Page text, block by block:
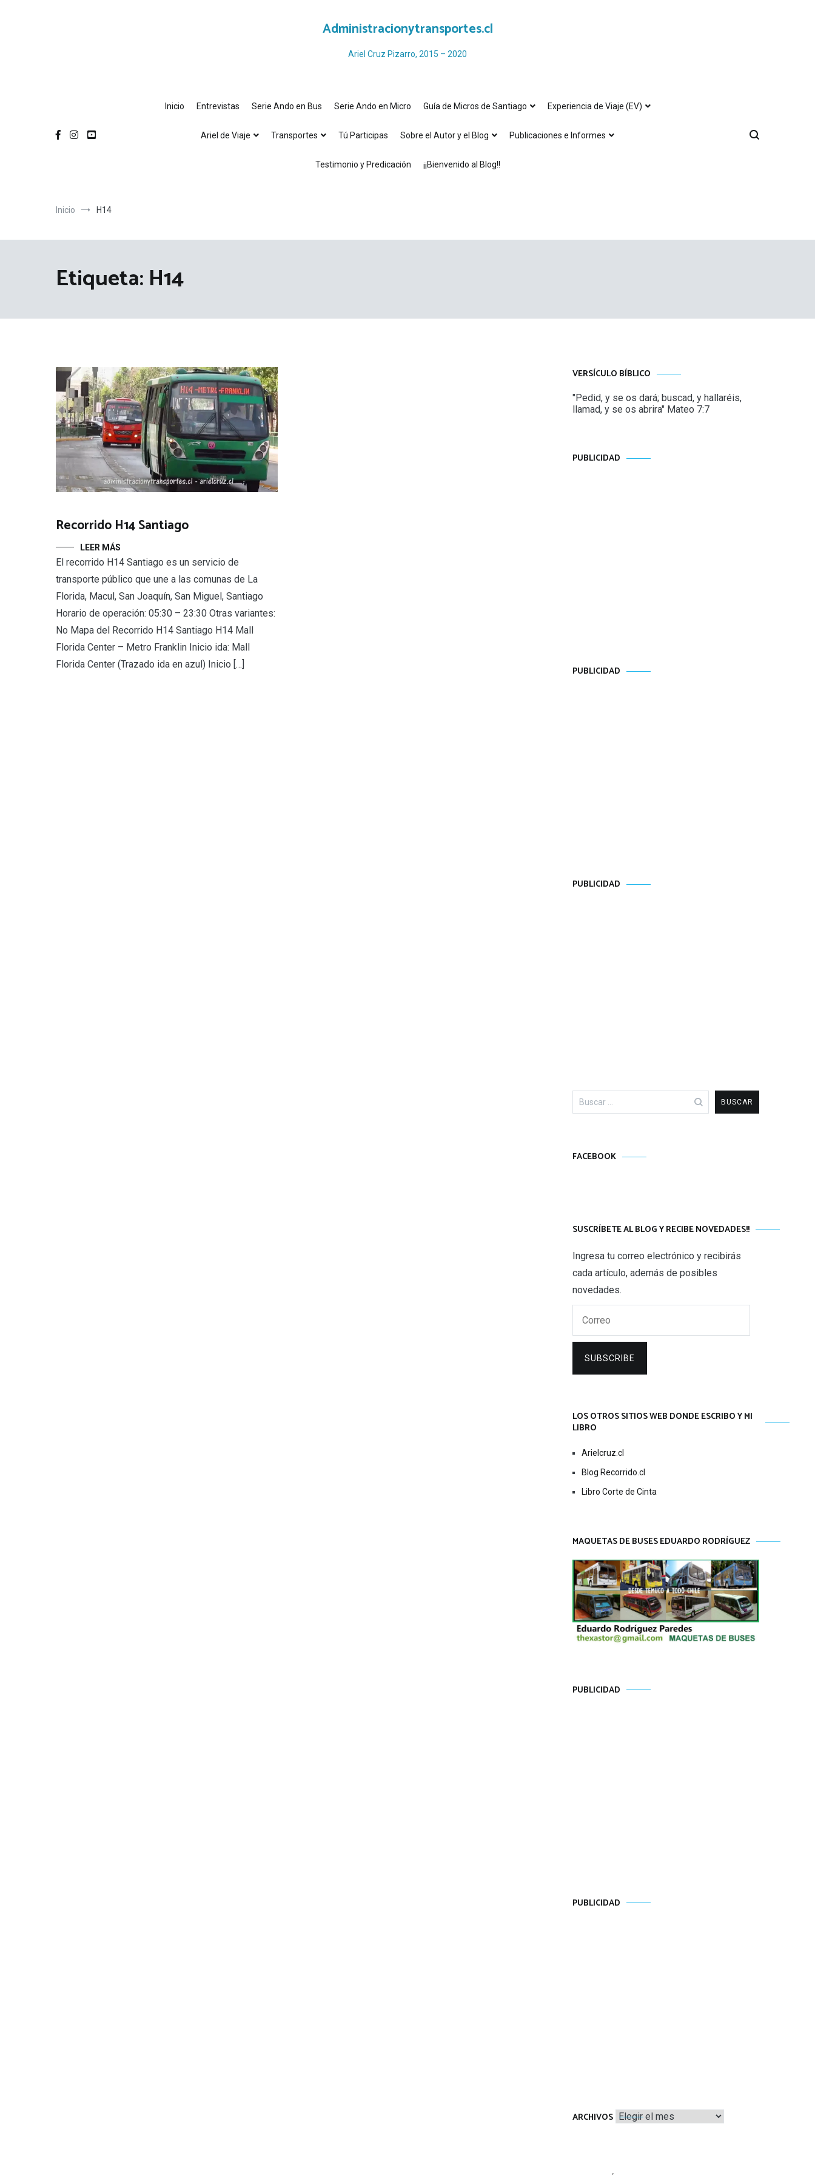
Administracionytransportes.cl
Ariel Cruz Pizarro, 2015 – 2020
Inicio Entrevistas Serie Ando en Bus Serie Ando en Micro Guía de Micros de Santiago Experiencia de Viaje (EV)
Ariel de Viaje Transportes Tú Participas Sobre el Autor y el Blog Publicaciones e Informes
Testimonio y Predicación ¡¡Bienvenido al Blog!!
Inicio H14
Etiqueta: H14
Recorrido H14 Santiago
LEER MÁS
El recorrido H14 Santiago es un servicio de
transporte público que une a las comunas de La
Florida, Macul, San Joaquín, San Miguel, Santiago
Horario de operación: 05:30 – 23:30 Otras variantes:
No Mapa del Recorrido H14 Santiago H14 Mall
Florida Center – Metro Franklin Inicio ida: Mall
Florida Center (Trazado ida en azul) Inicio […]
VERSÍCULO BÍBLICO
"Pedid, y se os dará; buscad, y hallaréis,
llamad, y se os abrira" Mateo 7:7
PUBLICIDAD
PUBLICIDAD
PUBLICIDAD
Buscar:
FACEBOOK
SUSCRÍBETE AL BLOG Y RECIBE NOVEDADES!!
Ingresa tu correo electrónico y recibirás
cada artículo, además de posibles
novedades.
SUBSCRIBE
LOS OTROS SITIOS WEB DONDE ESCRIBO Y MI
LIBRO
Arielcruz.cl
Blog Recorrido.cl
Libro Corte de Cinta
MAQUETAS DE BUSES EDUARDO RODRÍGUEZ
PUBLICIDAD
PUBLICIDAD
ARCHIVOS Archivos